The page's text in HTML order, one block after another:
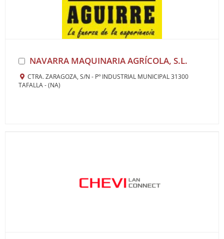
NAVARRA MAQUINARIA AGRÍCOLA, S.L.
CTRA. ZARAGOZA, S/N - Pº INDUSTRIAL MUNICIPAL 31300
TAFALLA - (NA)